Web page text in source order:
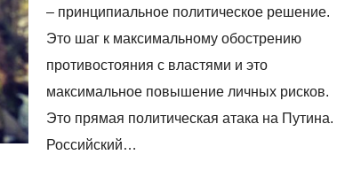
– принципиальное политическое решение.
Это шаг к максимальному обострению
противостояния с властями и это
максимальное повышение личных рисков.
Это прямая политическая атака на Путина.
Российский…